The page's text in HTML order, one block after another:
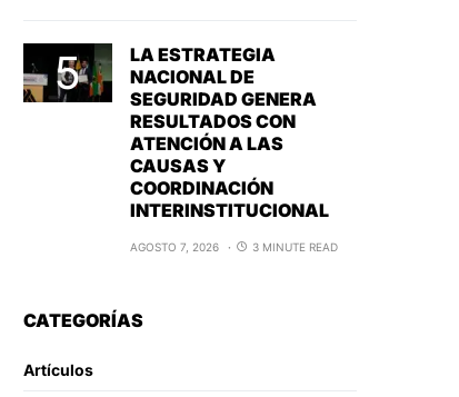
LA ESTRATEGIA
NACIONAL DE
SEGURIDAD GENERA
RESULTADOS CON
ATENCIÓN A LAS
CAUSAS Y
COORDINACIÓN
INTERINSTITUCIONAL
AGOSTO 7, 2026 3 MINUTE READ
CATEGORÍAS
Artículos